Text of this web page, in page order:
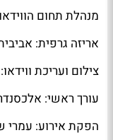
מנהלת תחום
אריזה גרפית:
צילום ועריכת
עורך ראשי:
הפקת אירוע: עמרי